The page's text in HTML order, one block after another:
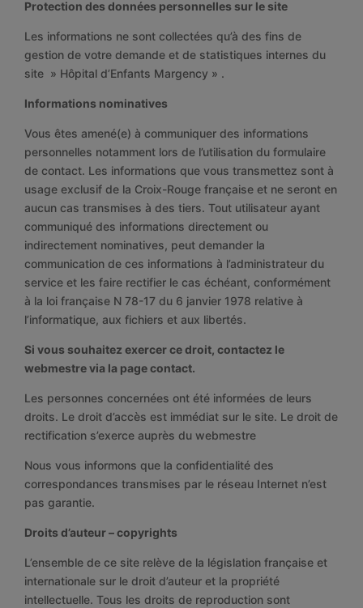
Protection des données personnelles sur le site
Les informations ne sont collectées qu’à des fins de
gestion de votre demande et de statistiques internes du
site » Hôpital d’Enfants Margency » .
Informations nominatives
Vous êtes amené(e) à communiquer des informations
personnelles notamment lors de l’utilisation du formulaire
de contact. Les informations que vous transmettez sont à
usage exclusif de la Croix-Rouge française et ne seront en
aucun cas transmises à des tiers. Tout utilisateur ayant
communiqué des informations directement ou
indirectement nominatives, peut demander la
communication de ces informations à l’administrateur du
service et les faire rectifier le cas échéant, conformément
à la loi française N 78-17 du 6 janvier 1978 relative à
l’informatique, aux fichiers et aux libertés.
Si vous souhaitez exercer ce droit, contactez le
webmestre via la page contact.
Les personnes concernées ont été informées de leurs
droits. Le droit d’accès est immédiat sur le site. Le droit de
rectification s’exerce auprès du webmestre
Nous vous informons que la confidentialité des
correspondances transmises par le réseau Internet n’est
pas garantie.
Droits d’auteur – copyrights
L’ensemble de ce site relève de la législation française et
internationale sur le droit d’auteur et la propriété
intellectuelle. Tous les droits de reproduction sont